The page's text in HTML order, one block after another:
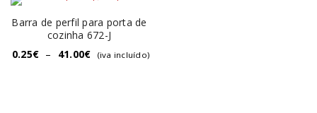
Barra de perfil para porta de
cozinha 672-J
0.25€ – 41.00€ (iva incluído)